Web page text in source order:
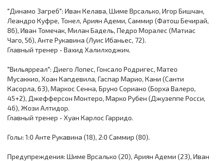
"Динамо Загреб": Иван Келава, Шиме Врсалько, Игор Бишчан,
Леандро Куфре, Тонел, Ариян Адеми, Саммир (Фатош Бечирай,
86), Иван Томечак, Милан Бадель, Педро Моралес (Матиас
Чаго, 56), Анте Рукавина (Луис Ибаньес, 72).
Главный тренер - Вахид Халилходжич.
"Вильярреал": Диего Лопес, Гонсало Родригес, Матео
Мусаккио, Хоан Капдевила, Гаспар Марио, Кани (Санти
Касорла, 63), Маркос Сенна, Бруно Сориано (Борха Валеро,
45+2), Джефферсон Монтеро, Марко Рубен (Джузеппе Росси,
46), Жози Алтидор.
Главный тренер - Хуан Карлос Гарридо.
Голы: 1:0 Анте Рукавина (18), 2:0 Саммир (80).
Предупреждения: Шиме Врсалько (20), Ариян Адеми (23), Иван